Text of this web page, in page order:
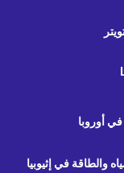
أوروبا